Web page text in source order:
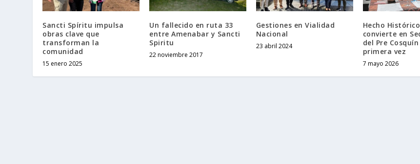
Sancti Spíritu impulsa
obras clave que
transforman la
comunidad
15 enero 2025
Un fallecido en ruta 33
entre Amenabar y Sancti
Spiritu
22 noviembre 2017
Gestiones en Vialidad
Nacional
23 abril 2024
Hecho
convierte en
del Pre
primera vez
7 mayo 2026